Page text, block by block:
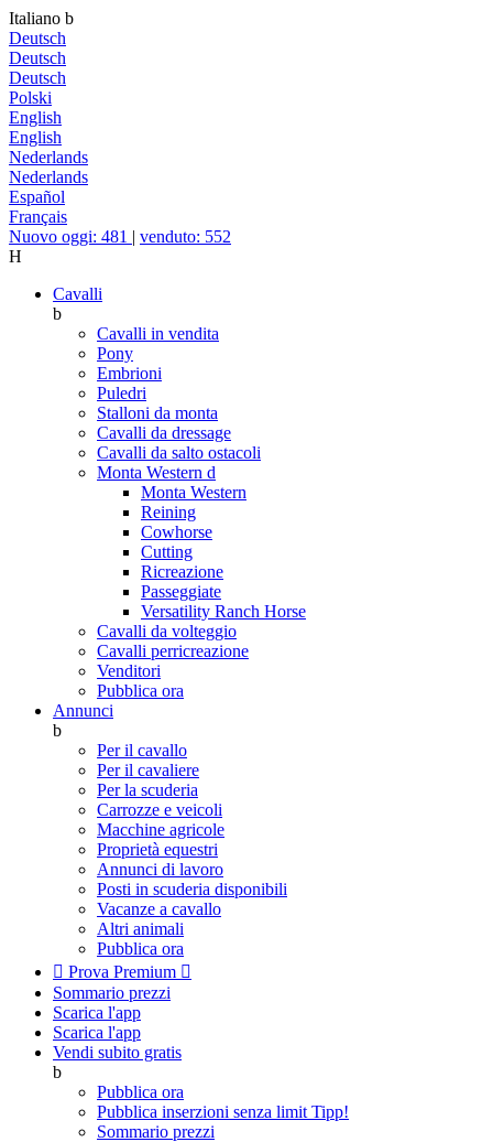
Italiano b
Deutsch
Deutsch
Deutsch
Polski
English
English
Nederlands
Nederlands
Español
Français
Nuovo oggi: 481 | venduto: 552
H
Cavalli
b
Cavalli in vendita
Pony
Embrioni
Puledri
Stalloni da monta
Cavalli da dressage
Cavalli da salto ostacoli
Monta Western d
Monta Western
Reining
Cowhorse
Cutting
Ricreazione
Passeggiate
Versatility Ranch Horse
Cavalli da volteggio
Cavalli perricreazione
Venditori
Pubblica ora
Annunci
b
Per il cavallo
Per il cavaliere
Per la scuderia
Carrozze e veicoli
Macchine agricole
Proprietà equestri
Annunci di lavoro
Posti in scuderia disponibili
Vacanze a cavallo
Altri animali
Pubblica ora
 Prova Premium 
Sommario prezzi
Scarica l'app
Scarica l'app
Vendi subito gratis
b
Pubblica ora
Pubblica inserzioni senza limit Tipp!
Sommario prezzi